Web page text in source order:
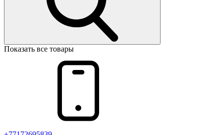
Показать все товары